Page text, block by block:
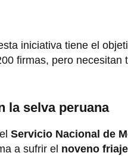
iniciativa tiene el
firmas, pero
la selva peruana
Servicio Nacional de
a sufrir el noveno friaje